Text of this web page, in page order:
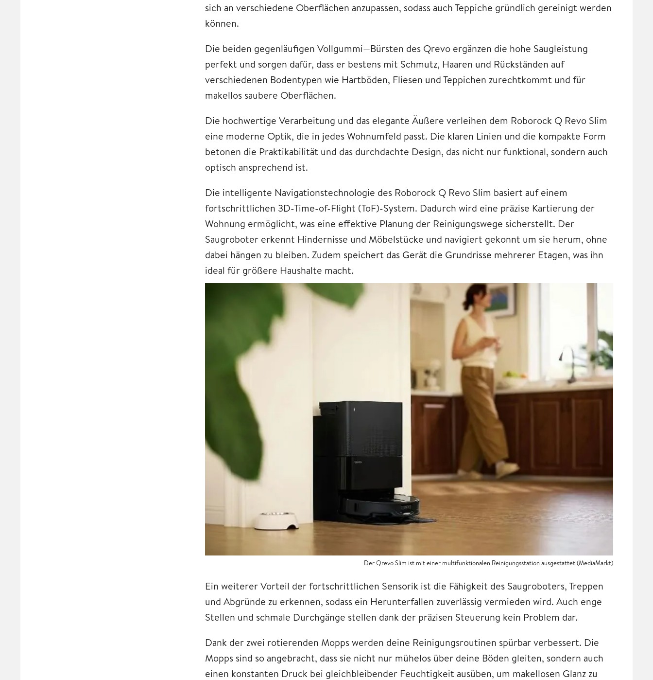
sich an verschiedene Oberflächen anzupassen, sodass auch Teppiche gründlich gereinigt werden
können.
Die beiden gegenläufigen Vollgummi—Bürsten des Qrevo ergänzen die hohe Saugleistung
perfekt und sorgen dafür, dass er bestens mit Schmutz, Haaren und Rückständen auf
verschiedenen Bodentypen wie Hartböden, Fliesen und Teppichen zurechtkommt und für
makellos saubere Oberflächen.
Die hochwertige Verarbeitung und das elegante Äußere verleihen dem Roborock Q Revo Slim
eine moderne Optik, die in jedes Wohnumfeld passt. Die klaren Linien und die kompakte Form
betonen die Praktikabilität und das durchdachte Design, das nicht nur funktional, sondern auch
optisch ansprechend ist.
Die intelligente Navigationstechnologie des Roborock Q Revo Slim basiert auf einem
fortschrittlichen 3D-Time-of-Flight (ToF)-System. Dadurch wird eine präzise Kartierung der
Wohnung ermöglicht, was eine effektive Planung der Reinigungswege sicherstellt. Der
Saugroboter erkennt Hindernisse und Möbelstücke und navigiert gekonnt um sie herum, ohne
dabei hängen zu bleiben. Zudem speichert das Gerät die Grundrisse mehrerer Etagen, was ihn
ideal für größere Haushalte macht.
Der Qrevo Slim ist mit einer multifunktionalen Reinigungsstation ausgestattet (MediaMarkt)
Ein weiterer Vorteil der fortschrittlichen Sensorik ist die Fähigkeit des Saugroboters, Treppen
und Abgründe zu erkennen, sodass ein Herunterfallen zuverlässig vermieden wird. Auch enge
Stellen und schmale Durchgänge stellen dank der präzisen Steuerung kein Problem dar.
Dank der zwei rotierenden Mopps werden deine Reinigungsroutinen spürbar verbessert. Die
Mopps sind so angebracht, dass sie nicht nur mühelos über deine Böden gleiten, sondern auch
einen konstanten Druck bei gleichbleibender Feuchtigkeit ausüben, um makellosen Glanz zu